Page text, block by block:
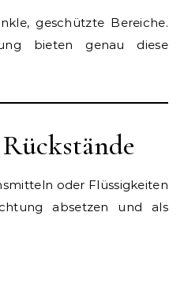
geschützte Bereiche.
bieten genau diese
oder Flüssigkeiten
absetzen und als